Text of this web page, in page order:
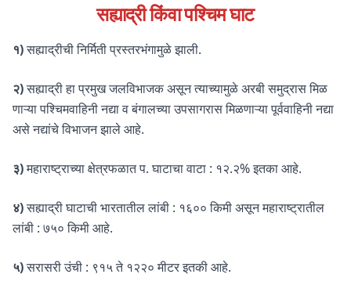
सह्याद्री किंवा पश्चिम घाट
१)सह्याद्रीची निर्मिती प्रस्तरभंगामुळे झाली.
२)सह्याद्री हा प्रमुख जलविभाजक असून त्याच्यामुळे अरबी समुद्रास मिळ
णाऱ्या पश्चिमवाहिनी नद्या व बंगालच्या उपसागरास मिळणाऱ्या पूर्ववाहिनी नद्या
असे नद्यांचे विभाजन झाले आहे.
३)महाराष्ट्राच्या क्षेत्रफळात प. घाटाचा वाटा : १२.२% इतका आहे.
४)सह्याद्री घाटाची भारतातील लांबी : १६०० किमी असून महाराष्ट्रातील
लांबी : ७५० किमी आहे.
५)सरासरी उंची : ९१५ ते १२२० मीटर इतकी आहे.